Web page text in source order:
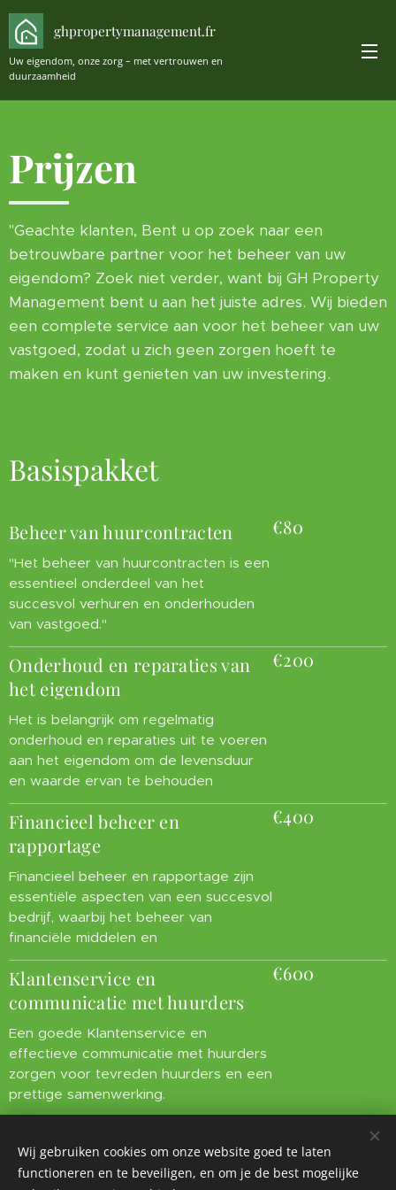
ghpropertymanagement.fr
Uw eigendom, onze zorg – met vertrouwen en
duurzaamheid
Prijzen
"Geachte klanten, Bent u op zoek naar een
betrouwbare partner voor het beheer van uw
eigendom? Zoek niet verder, want bij GH Property
Management bent u aan het juiste adres. Wij bieden
een complete service aan voor het beheer van uw
vastgoed, zodat u zich geen zorgen hoeft te
maken en kunt genieten van uw investering.
Basispakket
Beheer van huurcontracten
"Het beheer van huurcontracten is een
essentieel onderdeel van het
succesvol verhuren en onderhouden
van vastgoed."
€80
Onderhoud en reparaties van
het eigendom
Het is belangrijk om regelmatig
onderhoud en reparaties uit te voeren
aan het eigendom om de levensduur
en waarde ervan te behouden
€200
Financieel beheer en
rapportage
Financieel beheer en rapportage zijn
essentiële aspecten van een succesvol
bedrijf, waarbij het beheer van
financiële middelen en
€400
Klantenservice en
communicatie met huurders
Een goede Klantenservice en
effectieve communicatie met huurders
zorgen voor tevreden huurders en een
prettige samenwerking.
€600
Wij gebruiken cookies om onze website goed te laten
functioneren en te beveiligen, en om je de best mogelijke